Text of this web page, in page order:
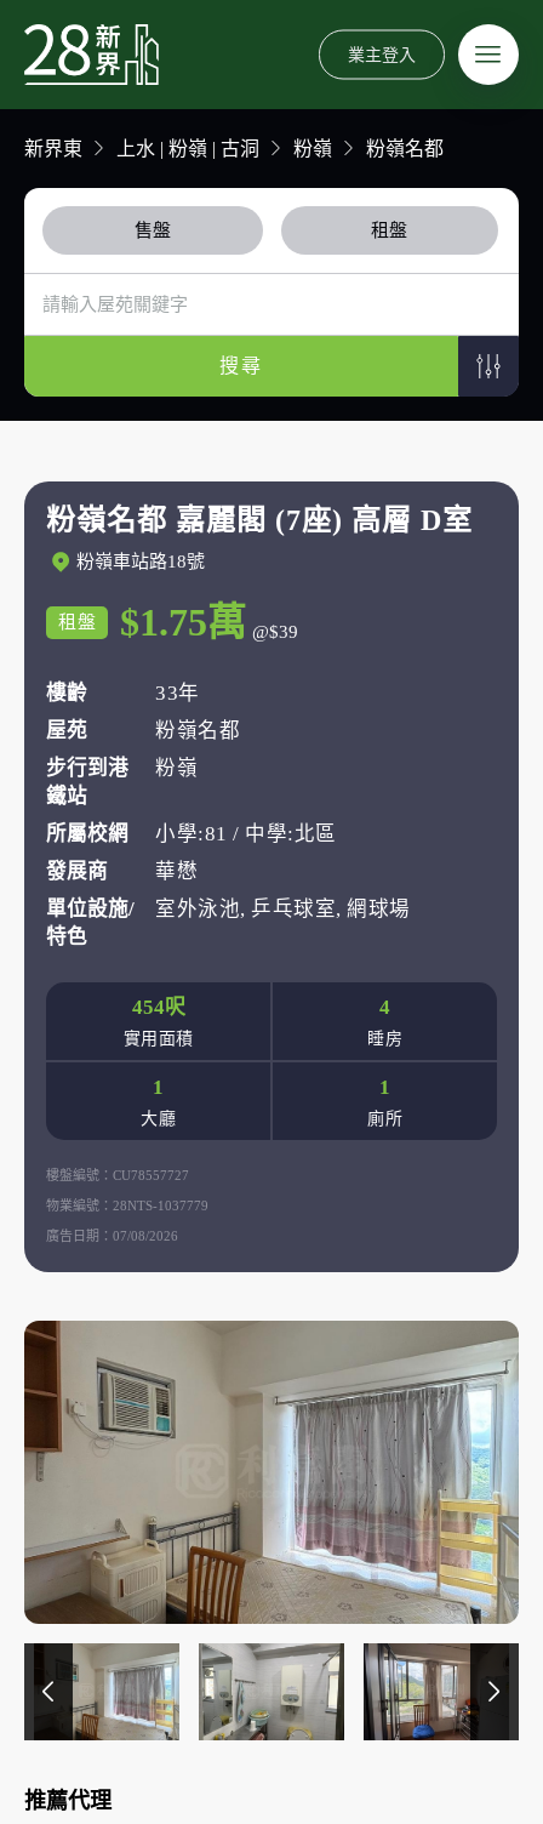
業主登入
新界東 上水 | 粉嶺 | 古洞 粉嶺 粉嶺名都
售盤 租盤
搜尋
粉嶺名都 嘉麗閣 (7座) 高層 D室
粉嶺車站路18號
租盤 $1.75萬 @$39
樓齡
33年
屋苑
粉嶺名都
步行到港
鐵站
粉嶺
所屬校網
小學:81 / 中學:北區
發展商
華懋
單位設施/
特色
室外泳池, 乒乓球室, 網球場
454呎
實用面積
4
睡房
1
大廳
1
廁所
樓盤編號： CU78557727
物業編號： 28NTS-1037779
廣告日期： 07/08/2026
推薦代理